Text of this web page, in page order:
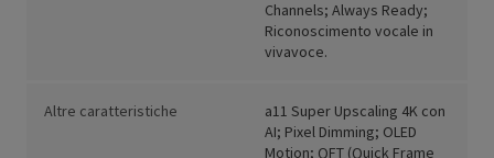
Channels; Always Ready;
Riconoscimento vocale in
vivavoce.
Altre caratteristiche
a11 Super Upscaling 4K con
AI; Pixel Dimming; OLED
Motion; QFT (Quick Frame